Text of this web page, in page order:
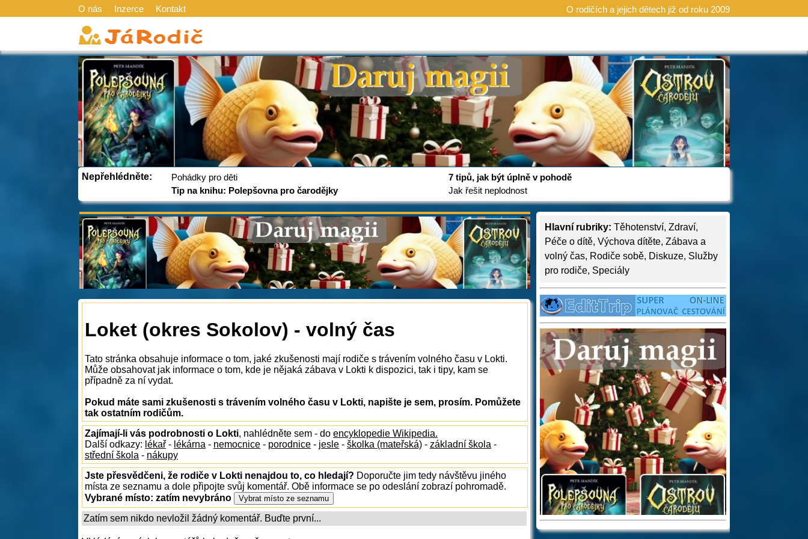
O nás Inzerce Kontakt O rodičích a jejich dětech již od roku 2009
Nepřehlédněte:
Pohádky pro děti
Tip na knihu: Polepšovna pro čarodějky
7 tipů, jak být úplně v pohodě
Jak řešit neplodnost
Hlavní rubriky: Těhotenství, Zdraví,
Péče o dítě, Výchova dítěte, Zábava a
volný čas, Rodiče sobě, Diskuze, Služby
pro rodiče, Speciály
Loket (okres Sokolov) - volný čas
Tato stránka obsahuje informace o tom, jaké zkušenosti mají rodiče s trávením volného času v Lokti.
Může obsahovat jak informace o tom, kde je nějaká zábava v Lokti k dispozici, tak i tipy, kam se
případně za ní vydat.
Pokud máte sami zkušenosti s trávením volného času v Lokti, napište je sem, prosím. Pomůžete
tak ostatním rodičům.
Zajímají-li vás podrobnosti o Lokti, nahlédněte sem - do encyklopedie Wikipedia.
Další odkazy: lékař - lékárna - nemocnice - porodnice - jesle - školka (mateřská) - základní škola -
střední škola - nákupy
Jste přesvědčeni, že rodiče v Lokti nenajdou to, co hledají? Doporučte jim tedy návštěvu jiného
místa ze seznamu a dole připojte svůj komentář. Obě informace se po odeslání zobrazí pohromadě.
Vybrané místo: zatím nevybráno
Zatím sem nikdo nevložil žádný komentář. Buďte první...